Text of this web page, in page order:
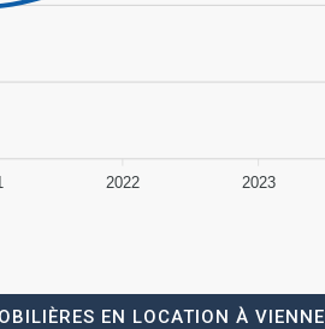
2022 2023
EN LOCATION À VIENNE